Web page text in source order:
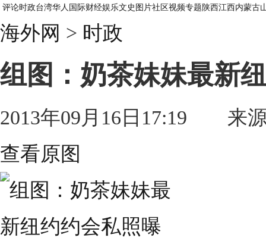
评论时政台湾华人 国际财经娱乐文史 图片社区视频专题 陕西江西内蒙古
海外网 > 时政
组图：奶茶妹妹最新
2013年09月16日17:19 来
查看原图